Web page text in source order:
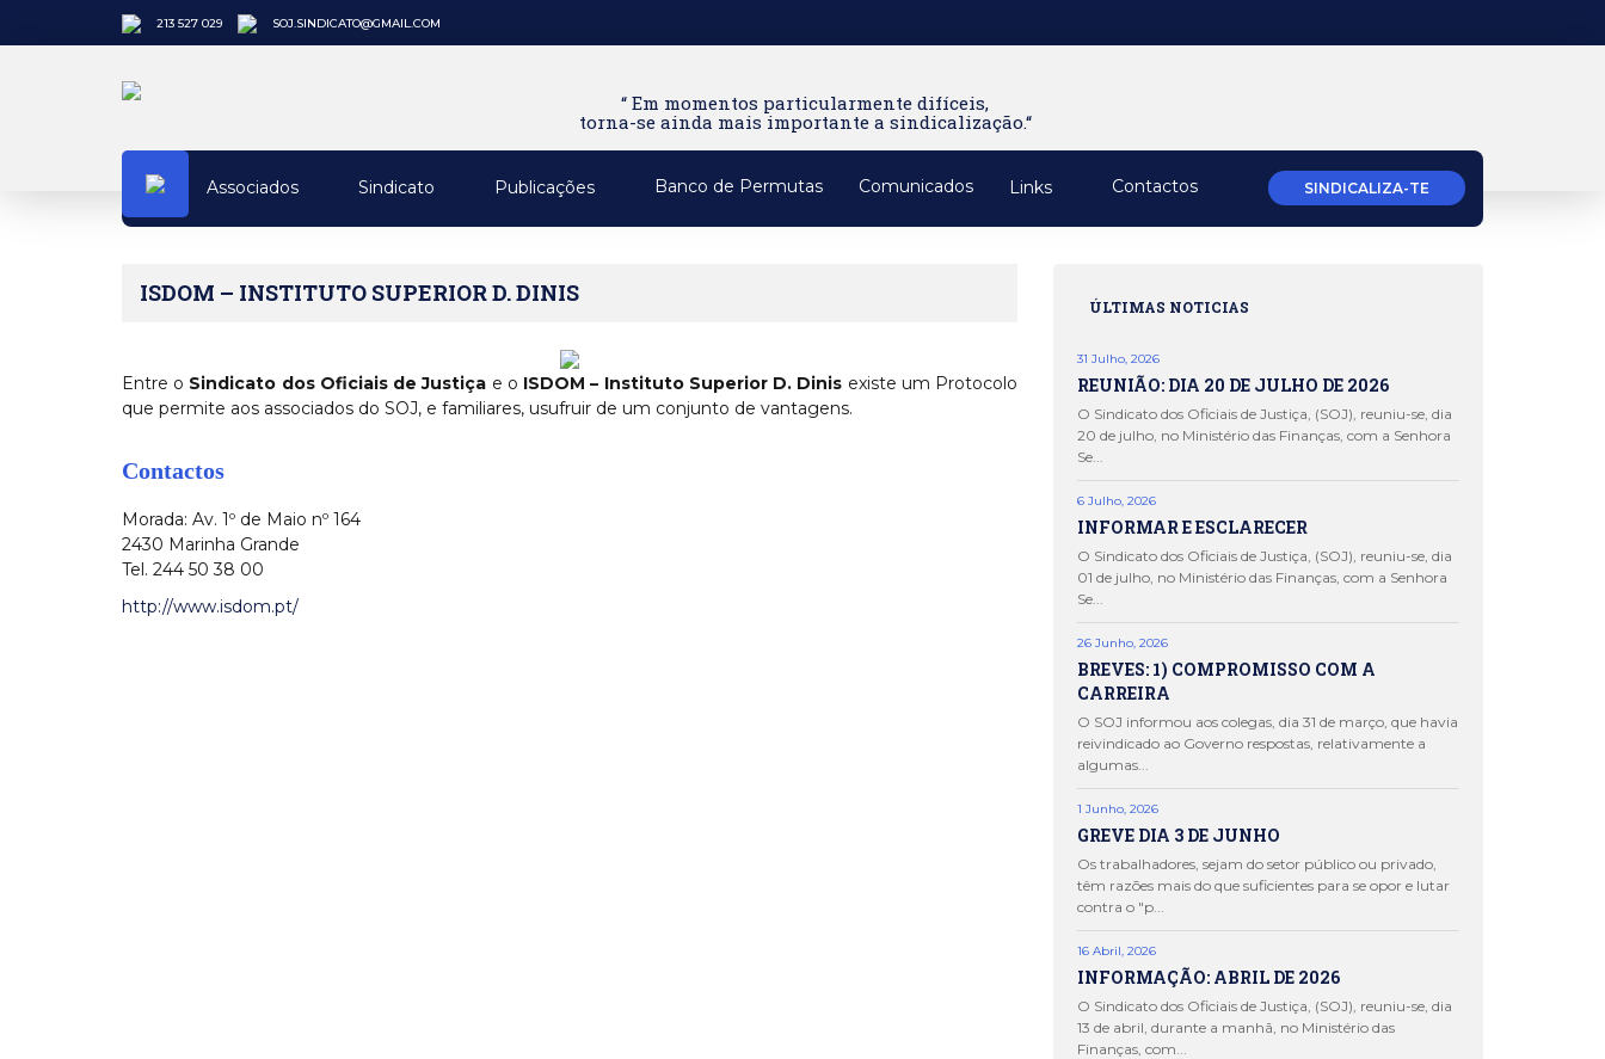
213 527 029 SOJ.SINDICATO@GMAIL.COM
“ Em momentos particularmente difíceis,
torna-se ainda mais importante a sindicalização.“
Associados Sindicato Publicações Banco de Permutas Comunicados Links Contactos SINDICALIZA-TE
ISDOM – INSTITUTO SUPERIOR D. DINIS
Entre o Sindicato dos Oficiais de Justiça e o ISDOM – Instituto Superior D. Dinis existe um Protocolo
que permite aos associados do SOJ, e familiares, usufruir de um conjunto de vantagens.
Contactos
Morada: Av. 1º de Maio nº 164
2430 Marinha Grande
Tel. 244 50 38 00
http://www.isdom.pt/
ÚLTIMAS NOTICIAS
31 Julho, 2026
REUNIÃO: DIA 20 DE JULHO DE 2026
O Sindicato dos Oficiais de Justiça, (SOJ), reuniu-se, dia
20 de julho, no Ministério das Finanças, com a Senhora
Se...
6 Julho, 2026
INFORMAR E ESCLARECER
O Sindicato dos Oficiais de Justiça, (SOJ), reuniu-se, dia
01 de julho, no Ministério das Finanças, com a Senhora
Se...
26 Junho, 2026
BREVES: 1) COMPROMISSO COM A
CARREIRA
O SOJ informou aos colegas, dia 31 de março, que havia
reivindicado ao Governo respostas, relativamente a
algumas...
1 Junho, 2026
GREVE DIA 3 DE JUNHO
Os trabalhadores, sejam do setor público ou privado,
têm razões mais do que suficientes para se opor e lutar
contra o "p...
16 Abril, 2026
INFORMAÇÃO: ABRIL DE 2026
O Sindicato dos Oficiais de Justiça, (SOJ), reuniu-se, dia
13 de abril, durante a manhã, no Ministério das
Finanças, com...